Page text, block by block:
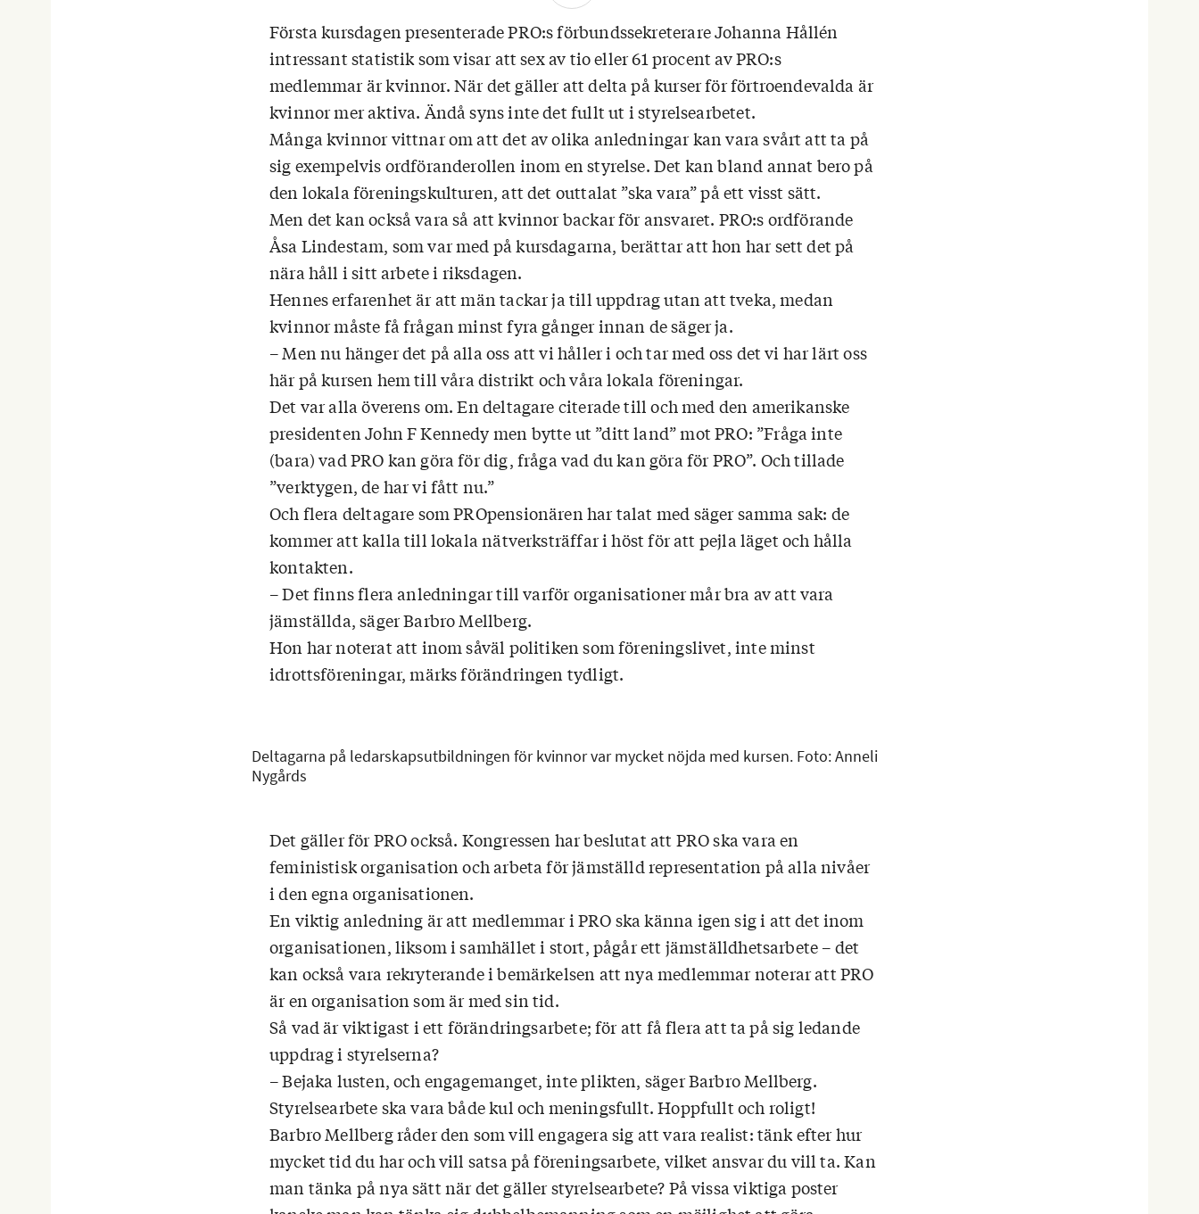
■ På kongressen 2022 var 42 procent
av ombuden kvinnor (105 kvinnor av
251 ombud).
Källa: PRO
Första kursdagen presenterade PRO:s förbundssekreterare Johanna Hållén
intressant statistik som visar att sex av tio eller 61 procent av PRO:s
medlemmar är kvinnor. När det gäller att delta på kurser för förtroendevalda är
kvinnor mer aktiva. Ändå syns inte det fullt ut i styrelsearbetet.
Många kvinnor vittnar om att det av olika anledningar kan vara svårt att ta på
sig exempelvis ordföranderollen inom en styrelse. Det kan bland annat bero på
den lokala föreningskulturen, att det outtalat ”ska vara” på ett visst sätt.
Men det kan också vara så att kvinnor backar för ansvaret. PRO:s ordförande
Åsa Lindestam, som var med på kursdagarna, berättar att hon har sett det på
nära håll i sitt arbete i riksdagen.
Hennes erfarenhet är att män tackar ja till uppdrag utan att tveka, medan
kvinnor måste få frågan minst fyra gånger innan de säger ja.
– Men nu hänger det på alla oss att vi håller i och tar med oss det vi har lärt oss
här på kursen hem till våra distrikt och våra lokala föreningar.
Det var alla överens om. En deltagare citerade till och med den amerikanske
presidenten John F Kennedy men bytte ut ”ditt land” mot PRO: ”Fråga inte
(bara) vad PRO kan göra för dig, fråga vad du kan göra för PRO”. Och tillade
”verktygen, de har vi fått nu.”
Och flera deltagare som PROpensionären har talat med säger samma sak: de
kommer att kalla till lokala nätverksträffar i höst för att pejla läget och hålla
kontakten.
– Det finns flera anledningar till varför organisationer mår bra av att vara
jämställda, säger Barbro Mellberg.
Hon har noterat att inom såväl politiken som föreningslivet, inte minst
idrottsföreningar, märks förändringen tydligt.
Deltagarna på ledarskapsutbildningen för kvinnor var mycket nöjda med kursen. Foto: Anneli
Nygårds
Det gäller för PRO också. Kongressen har beslutat att PRO ska vara en
feministisk organisation och arbeta för jämställd representation på alla nivåer
i den egna organisationen.
En viktig anledning är att medlemmar i PRO ska känna igen sig i att det inom
organisationen, liksom i samhället i stort, pågår ett jämställdhetsarbete – det
kan också vara rekryterande i bemärkelsen att nya medlemmar noterar att PRO
är en organisation som är med sin tid.
Så vad är viktigast i ett förändringsarbete; för att få flera att ta på sig ledande
uppdrag i styrelserna?
– Bejaka lusten, och engagemanget, inte plikten, säger Barbro Mellberg.
Styrelsearbete ska vara både kul och meningsfullt. Hoppfullt och roligt!
Barbro Mellberg råder den som vill engagera sig att vara realist: tänk efter hur
mycket tid du har och vill satsa på föreningsarbete, vilket ansvar du vill ta. Kan
man tänka på nya sätt när det gäller styrelsearbete? På vissa viktiga poster